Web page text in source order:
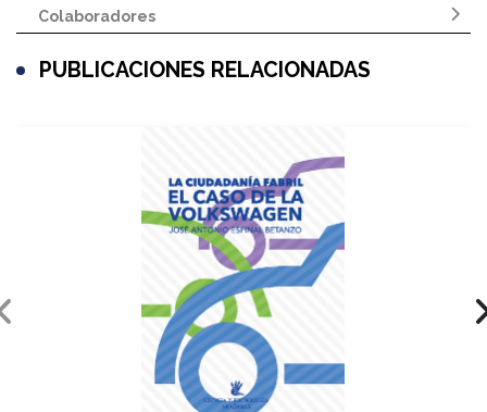
Colaboradores
PUBLICACIONES RELACIONADAS